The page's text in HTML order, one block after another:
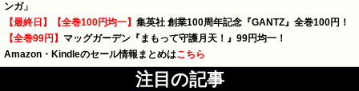
ンガ」
【最終日】【全巻100円均一】 集英社 創業100周年記念『GANTZ』全巻100円！
【全巻99円】 マッグガーデン『まもって守護月天！』99円均一！
Amazon・Kindleのセール情報まとめはこちら
注目の記事